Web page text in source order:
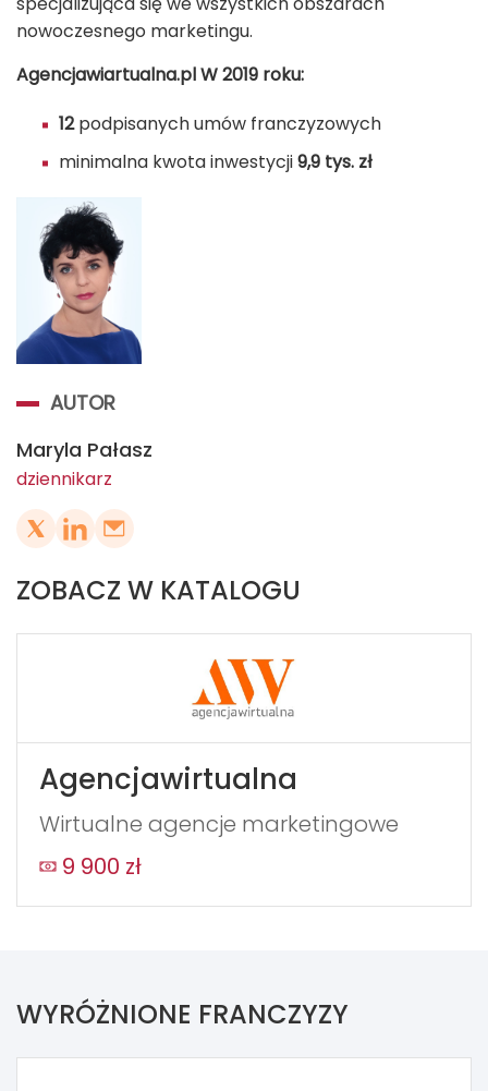
nowoczesnego marketingu.
Agencjawiartualna.pl W 2019 roku:
12podpisanych umów franczyzowych
minimalna kwota inwestycji9,9 tys. zł
AUTOR
Maryla Pałasz
dziennikarz
ZOBACZ W KATALOGU
Agencjawirtualna
Wirtualne agencje marketingowe
9 900 zł
WYRÓŻNIONE FRANCZYZY